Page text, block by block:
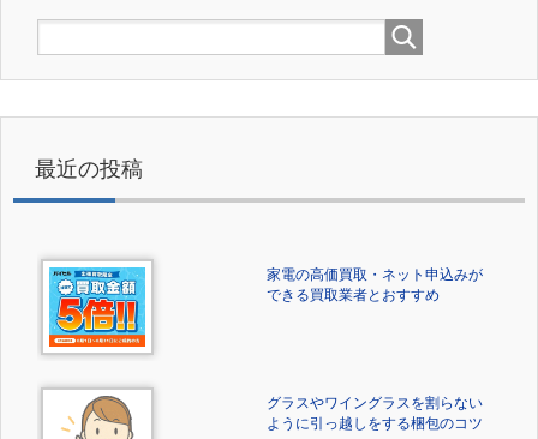
最近の投稿
家電の高価買取・ネット申込みが
できる買取業者とおすすめ
グラスやワイングラスを割らない
ように引っ越しをする梱包のコツ